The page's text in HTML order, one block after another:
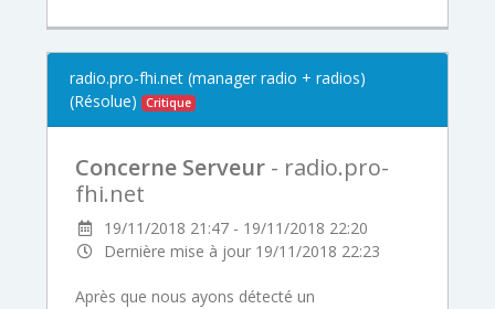
radio.pro-fhi.net (manager radio + radios)
(Résolue)
Critique
Concerne Serveur- radio.pro-
fhi.net
19/11/2018 21:47 - 19/11/2018 22:20
Dernière mise à jour 19/11/2018 22:23
Après que nous ayons détecté un